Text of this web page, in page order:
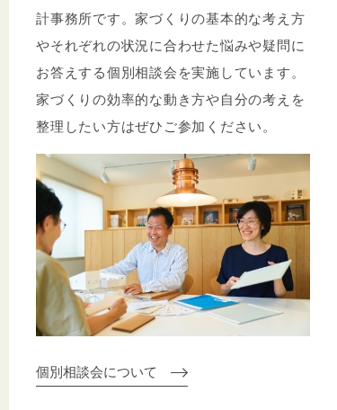
計事務所です。家づくりの基本的な考え方
やそれぞれの状況に合わせた悩みや疑問に
お答えする個別相談会を実施しています。
家づくりの効率的な動き方や自分の考えを
整理したい方はぜひご参加ください。
個別相談会について